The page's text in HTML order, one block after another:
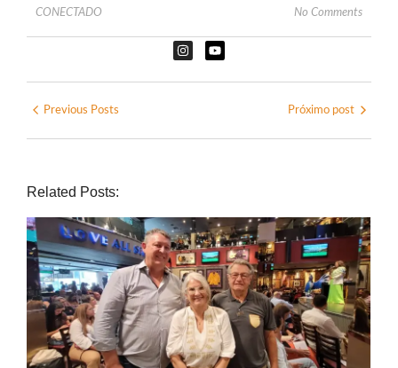
CONECTADO No Comments
Previous Posts Próximo post
Related Posts: